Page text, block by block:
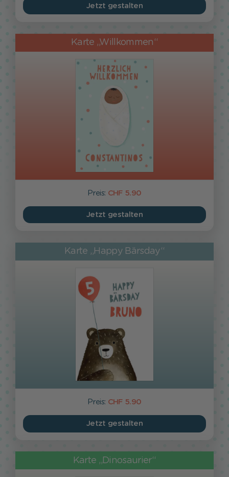
Jetzt gestalten
Karte „Willkommen“
Preis: CHF 5.90
Jetzt gestalten
Karte „Happy Bärsday“
Preis: CHF 5.90
Jetzt gestalten
Karte „Dinosaurier“